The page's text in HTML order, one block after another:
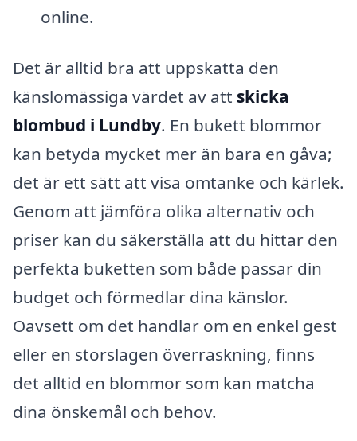
online.
Det är alltid bra att uppskatta den
känslomässiga värdet av att skicka
blombud i Lundby. En bukett blommor
kan betyda mycket mer än bara en gåva;
det är ett sätt att visa omtanke och kärlek.
Genom att jämföra olika alternativ och
priser kan du säkerställa att du hittar den
perfekta buketten som både passar din
budget och förmedlar dina känslor.
Oavsett om det handlar om en enkel gest
eller en storslagen överraskning, finns
det alltid en blommor som kan matcha
dina önskemål och behov.